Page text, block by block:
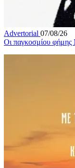
Advertorial 07/08/26
Οι παγκοσμίου